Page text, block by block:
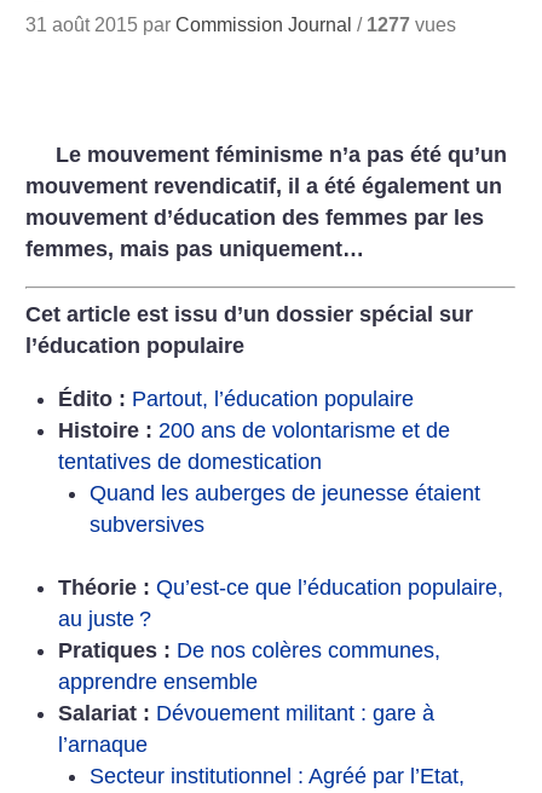
31 août 2015 parCommission Journal / 1277 vues
Le mouvement féminisme n’a pas été qu’un
mouvement revendicatif, il a été également un
mouvement d’éducation des femmes par les
femmes, mais pas uniquement…
Cet article est issu d’un dossier spécial sur
l’éducation populaire
Édito : Partout, l’éducation populaire
Histoire : 200 ans de volontarisme et de
tentatives de domestication
Quand les auberges de jeunesse étaient
subversives
Théorie : Qu’est-ce que l’éducation populaire,
au juste ?
Pratiques : De nos colères communes,
apprendre ensemble
Salariat : Dévouement militant : gare à
l’arnaque
Secteur institutionnel : Agréé par l’Etat,